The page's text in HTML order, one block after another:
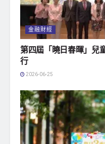
金融財經
第四屆「曉日春暉」兒
行
2026-06-25